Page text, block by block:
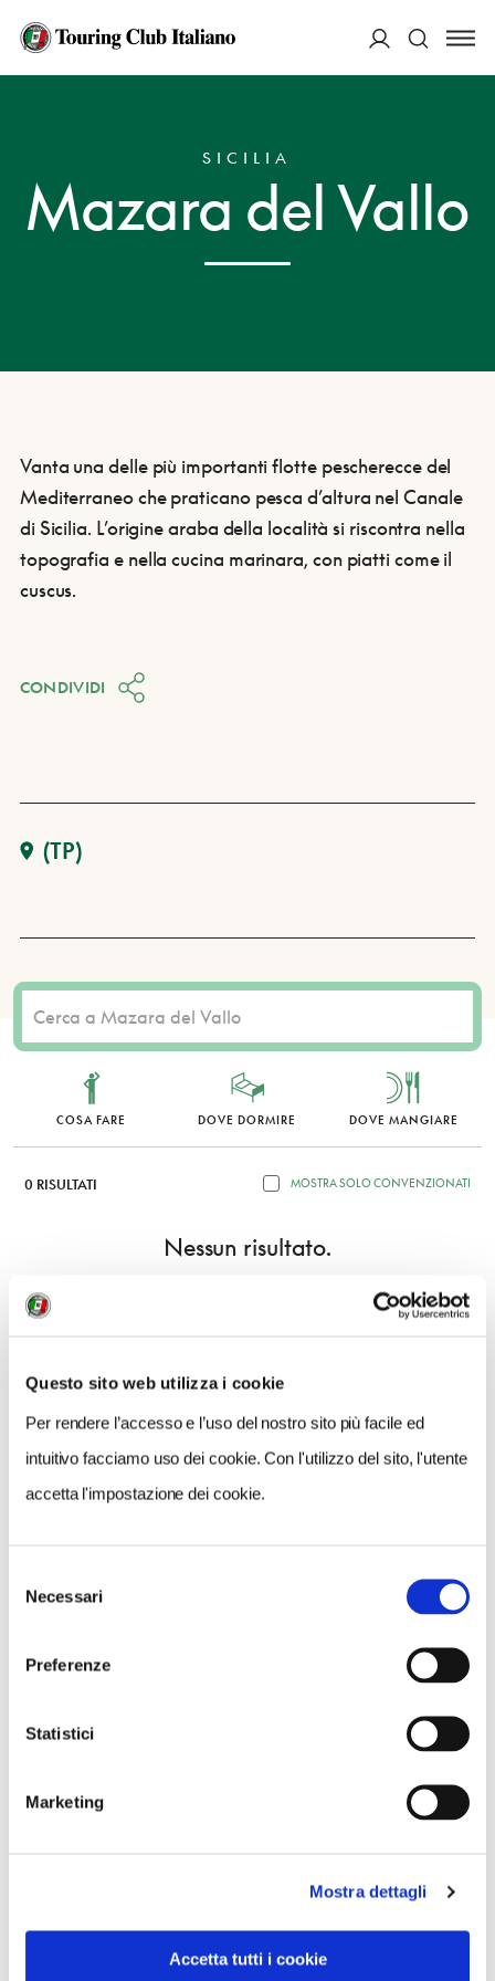
Questo sito web utilizza i cookie
Per rendere l’accesso e l’uso del nostro sito più facile ed
intuitivo facciamo uso dei cookie. Con l'utilizzo del sito, l'utente
accetta l'impostazione dei cookie.
delNecessari
Preferenze
Statistici
Marketing
Mostra dettagli
Accetta tutti i cookie
HOME
SICILIA
Mazara del Vallo
Vanta una delle più importanti flotte pescherecce del
Mediterraneo che praticano pesca d’altura nel Canale
di Sicilia. L’origine araba della località si riscontra nella
topografia e nella cucina marinara, con piatti come il
cuscus.
CONDIVIDI
(TP)
COSA FARE DOVE DORMIRE DOVE MANGIARE
0 RISULTATI MOSTRA SOLO CONVENZIONATI
Nessun risultato.